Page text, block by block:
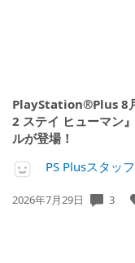
PlayStation®Plus 8
2 ステイ ヒューマン
ルが登場！
PS Plusスタッフ
公
2026年7月29日 3